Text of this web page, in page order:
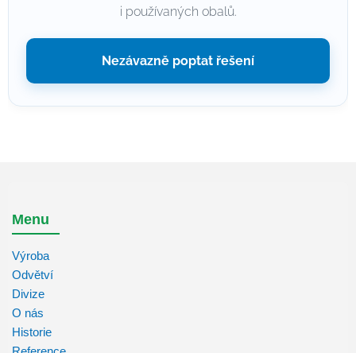
i používaných obalů.
Nezávazně poptat řešení
Menu
Výroba
Odvětví
Divize
O nás
Historie